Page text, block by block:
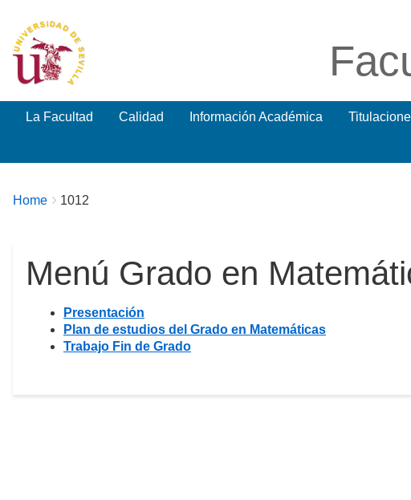
La Facultad Calidad Información Académica
Breadcrumbs
You
Home 1012
Menú Grado en
Presentación
Plan de estudios del Grado en Matemáticas
Trabajo Fin de Grado